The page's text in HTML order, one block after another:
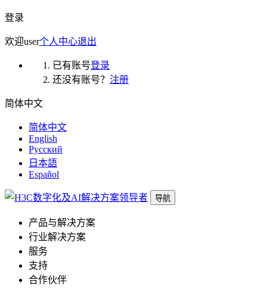
登录
欢迎user个人中心退出
已有账号登录
还没有账号？ 注册
简体中文
简体中文
English
Русский
日本語
Español
导航
产品与解决方案
行业解决方案
服务
支持
合作伙伴